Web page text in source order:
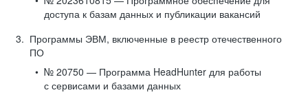
доступа к базам данных и публикации вакансий
Программы ЭВМ, включенные в реестр отечественного
ПО
№ 20750 — Программа HeadHunter для работы
с сервисами и базами данных